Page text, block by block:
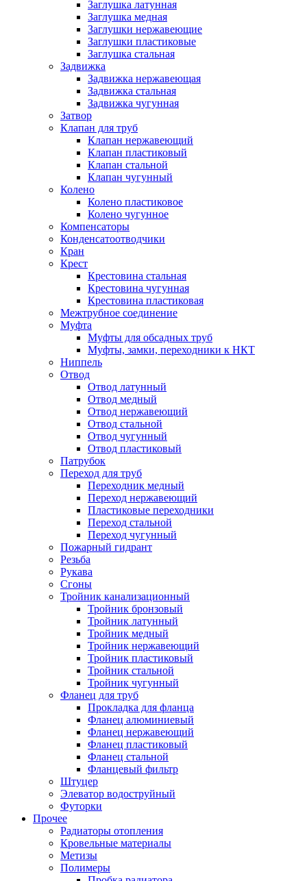
Заглушка латунная
Заглушка медная
Заглушки нержавеющие
Заглушки пластиковые
Заглушка стальная
Задвижка
Задвижка нержавеющая
Задвижка стальная
Задвижка чугунная
Затвор
Клапан для труб
Клапан нержавеющий
Клапан пластиковый
Клапан стальной
Клапан чугунный
Колено
Колено пластиковое
Колено чугунное
Компенсаторы
Конденсатоотводчики
Кран
Крест
Крестовина стальная
Крестовина чугунная
Крестовина пластиковая
Межтрубное соединение
Муфта
Муфты для обсадных труб
Муфты, замки, переходники к НКТ
Ниппель
Отвод
Отвод латунный
Отвод медный
Отвод нержавеющий
Отвод стальной
Отвод чугунный
Отвод пластиковый
Патрубок
Переход для труб
Переходник медный
Переход нержавеющий
Пластиковые переходники
Переход стальной
Переход чугунный
Пожарный гидрант
Резьба
Рукава
Сгоны
Тройник канализационный
Тройник бронзовый
Тройник латунный
Тройник медный
Тройник нержавеющий
Тройник пластиковый
Тройник стальной
Тройник чугунный
Фланец для труб
Прокладка для фланца
Фланец алюминиевый
Фланец нержавеющий
Фланец пластиковый
Фланец стальной
Фланцевый фильтр
Штуцер
Элеватор водоструйный
Футорки
Прочее
Радиаторы отопления
Кровельные материалы
Метизы
Полимеры